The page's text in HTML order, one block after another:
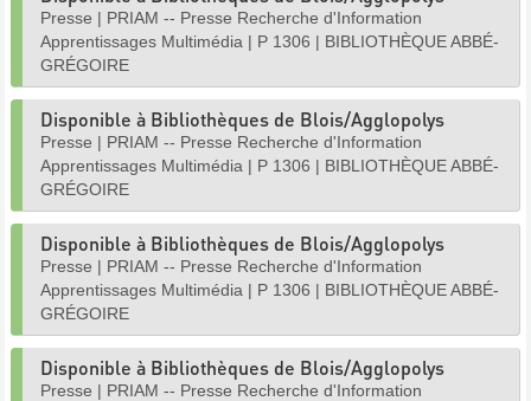
Presse | PRIAM -- Presse Recherche d'Information
Apprentissages Multimédia | P 1306 | BIBLIOTHÈQUE ABBÉ-
GRÉGOIRE
Disponible à Bibliothèques de Blois/Agglopolys
Presse | PRIAM -- Presse Recherche d'Information
Apprentissages Multimédia | P 1306 | BIBLIOTHÈQUE ABBÉ-
GRÉGOIRE
Disponible à Bibliothèques de Blois/Agglopolys
Presse | PRIAM -- Presse Recherche d'Information
Apprentissages Multimédia | P 1306 | BIBLIOTHÈQUE ABBÉ-
GRÉGOIRE
Disponible à Bibliothèques de Blois/Agglopolys
Presse | PRIAM -- Presse Recherche d'Information